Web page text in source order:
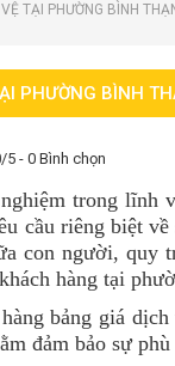
TẠI PHƯỜNG BÌNH
PHƯỜNG BÌNH
/5 - 0 Bình chọn
trong lĩnh
cầu riêng biệt
con người, quy
hàng tại
bảng giá
đảm bảo sự